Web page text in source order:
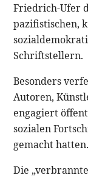
Friedrich-Ufer
pazifistischen,
Schriftstellern.
Besonders
Autoren,
engagiert
sozialen
gemacht hatten.
Die